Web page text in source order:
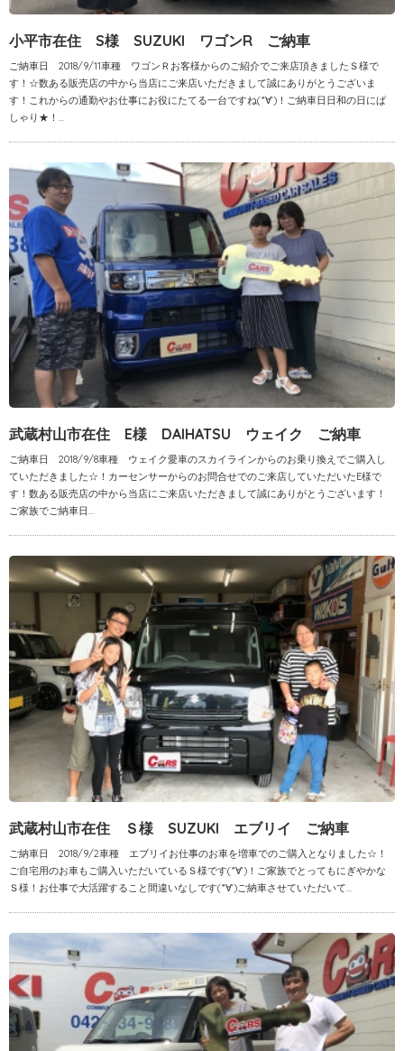
小平市在住 S様 SUZUKI ワゴンR ご納車
ご納車日 2018/9/11車種 ワゴンＲお客様からのご紹介でご来店頂きましたＳ様で
す！☆数ある販売店の中から当店にご来店いただきまして誠にありがとうございま
す！これからの通勤やお仕事にお役にたてる一台ですね(*‘∀‘)！ご納車日日和の日にぱ
しゃり★！...
武蔵村山市在住 E様 DAIHATSU ウェイク ご納車
ご納車日 2018/9/8車種 ウェイク愛車のスカイラインからのお乗り換えでご購入し
ていただきました☆！カーセンサーからのお問合せでのご来店していただいたE様で
す！数ある販売店の中から当店にご来店いただきまして誠にありがとうございます！
ご家族でご納車日...
武蔵村山市在住 Ｓ様 SUZUKI エブリイ ご納車
ご納車日 2018/9/2車種 エブリイお仕事のお車を増車でのご購入となりました☆！
ご自宅用のお車もご購入いただいているＳ様です(*‘∀‘)！ご家族でとってもにぎやかな
Ｓ様！お仕事で大活躍すること間違いなしです(*‘∀‘)ご納車させていただいて...